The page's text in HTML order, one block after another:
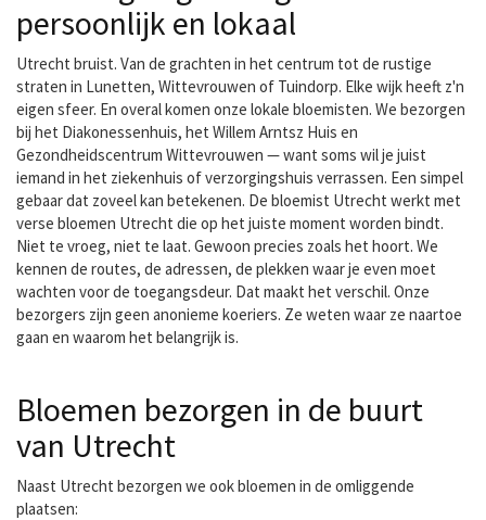
persoonlijk en lokaal
Utrecht bruist. Van de grachten in het centrum tot de rustige
straten in Lunetten, Wittevrouwen of Tuindorp. Elke wijk heeft z'n
eigen sfeer. En overal komen onze lokale bloemisten. We bezorgen
bij het Diakonessenhuis, het Willem Arntsz Huis en
Gezondheidscentrum Wittevrouwen — want soms wil je juist
iemand in het ziekenhuis of verzorgingshuis verrassen. Een simpel
gebaar dat zoveel kan betekenen. De bloemist Utrecht werkt met
verse bloemen Utrecht die op het juiste moment worden bindt.
Niet te vroeg, niet te laat. Gewoon precies zoals het hoort. We
kennen de routes, de adressen, de plekken waar je even moet
wachten voor de toegangsdeur. Dat maakt het verschil. Onze
bezorgers zijn geen anonieme koeriers. Ze weten waar ze naartoe
gaan en waarom het belangrijk is.
Bloemen bezorgen in de buurt
van Utrecht
Naast Utrecht bezorgen we ook bloemen in de omliggende
plaatsen: